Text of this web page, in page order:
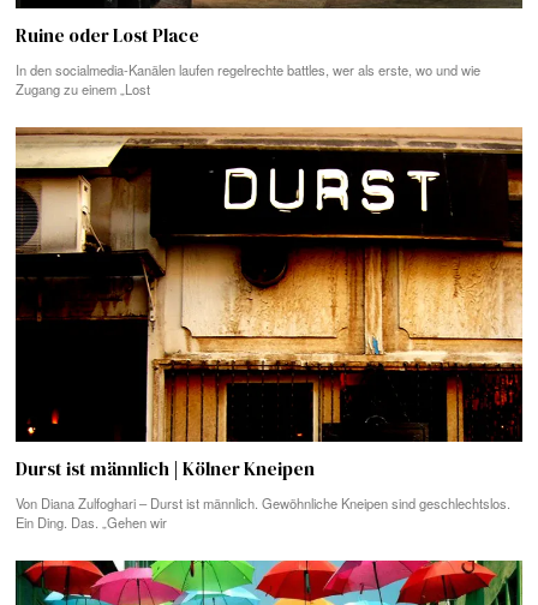
Ruine oder Lost Place
In den socialmedia-Kanälen laufen regelrechte battles, wer als erste, wo und wie
Zugang zu einem „Lost
Durst ist männlich | Kölner Kneipen
Von Diana Zulfoghari – Durst ist männlich. Gewöhnliche Kneipen sind geschlechtslos.
Ein Ding. Das. „Gehen wir